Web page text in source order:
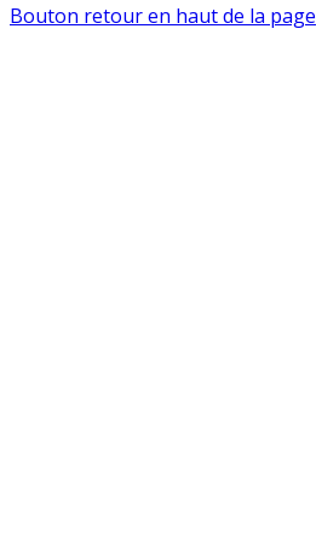
Bouton retour en haut de la page